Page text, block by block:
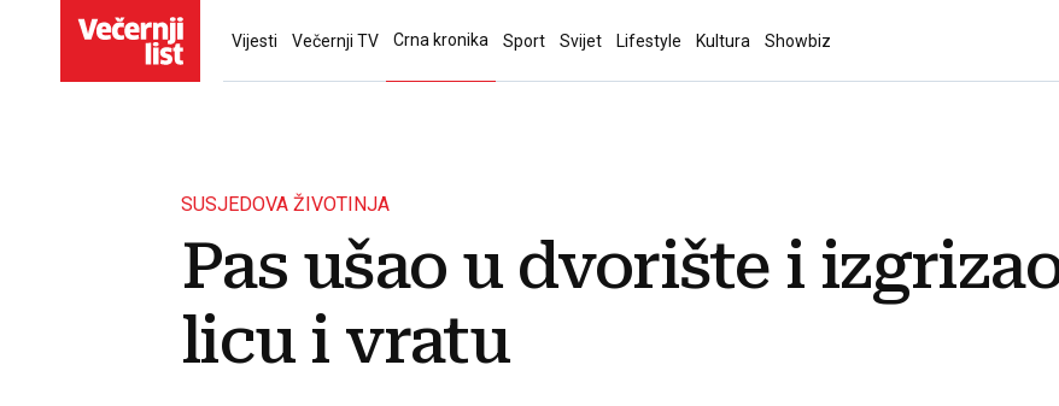
Vijesti Večernji TV Crna kronika Sport Svijet Lifestyle Kultura Showbiz
SUSJEDOVA ŽIVOTINJA
Pas ušao u dvorište i
licu i vratu